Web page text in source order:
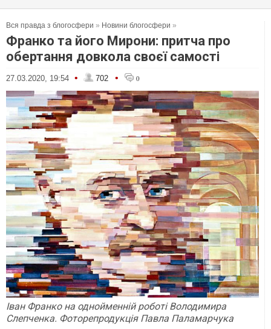
Вся правда з блогосфери » Новини блогосфери »
Франко та його Мирони: притча про
обертання довкола своєї самості
27.03.2020, 19:54 • 702 • 0
Іван Франко на однойменній роботі Володимира
Слепченка. Фоторепродукція Павла Паламарчука